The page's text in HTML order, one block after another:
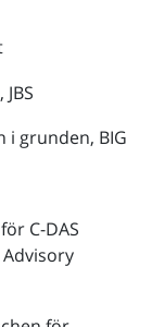
i grunden, BIG
C-DAS